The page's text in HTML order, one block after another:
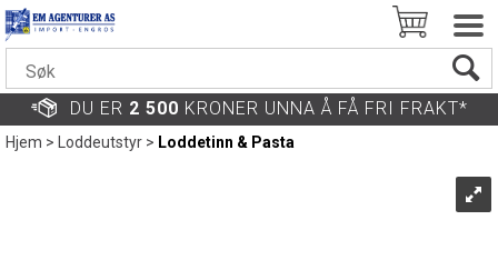
DU ER 2 500 KRONER UNNA Å FÅ FRI FRAKT*
Hjem> Loddeutstyr> Loddetinn & Pasta